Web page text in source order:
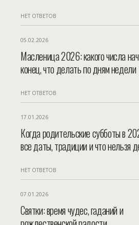
НЕТ ОТВЕТОВ
05.02.2026
Масленица 2026: какого числа
конец, что делать по дням недели
НЕТ ОТВЕТОВ
17.01.2026
Когда родительские субботы в
все даты, традиции и что нельзя
НЕТ ОТВЕТОВ
07.01.2026
Святки: время чудес, гаданий и